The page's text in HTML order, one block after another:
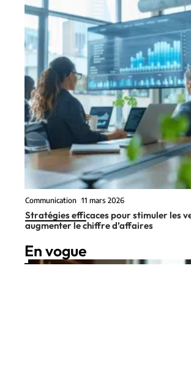
Communication 11 mars 2026
Stratégies efficaces pour stimuler les
augmenter le chiffre d’affaires
En vogue